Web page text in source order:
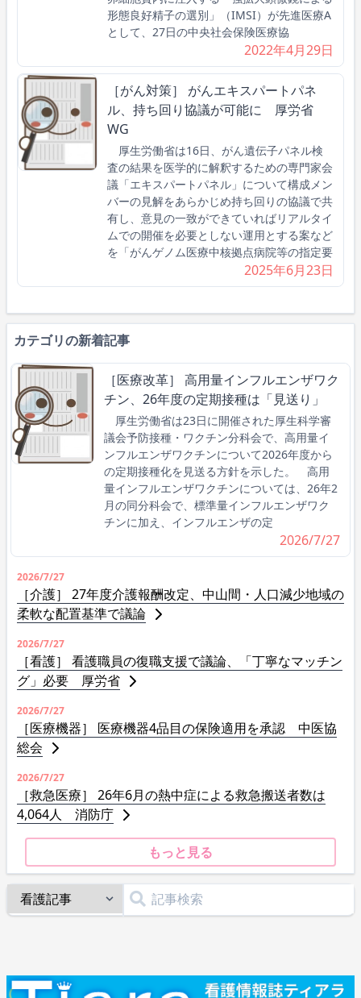
形態良好精子の選別」（IMSI）が先進医療A
として、27日の中央社会保険医療協
2022年4月29日
［がん対策］ がんエキスパートパネ
ル、持ち回り協議が可能に 厚労省
WG
厚生労働省は16日、がん遺伝子パネル検
査の結果を医学的に解釈するための専門家会
議「エキスパートパネル」について構成メン
バーの見解をあらかじめ持ち回りの協議で共
有し、意見の一致ができていればリアルタイ
ムでの開催を必要としない運用とする案など
を「がんゲノム医療中核拠点病院等の指定要
2025年6月23日
カテゴリの新着記事
［医療改革］ 高用量インフルエンザワク
チン、26年度の定期接種は「見送り」
厚生労働省は23日に開催された厚生科学審
議会予防接種・ワクチン分科会で、高用量イ
ンフルエンザワクチンについて2026年度から
の定期接種化を見送る方針を示した。 高用
量インフルエンザワクチンについては、26年2
月の同分科会で、標準量インフルエンザワク
チンに加え、インフルエンザの定
2026/7/27
2026/7/27
［介護］ 27年度介護報酬改定、中山間・人口減少地域の
柔軟な配置基準で議論
2026/7/27
［看護］ 看護職員の復職支援で議論、「丁寧なマッチン
グ」必要 厚労省
2026/7/27
［医療機器］ 医療機器4品目の保険適用を承認 中医協
総会
2026/7/27
［救急医療］ 26年6月の熱中症による救急搬送者数は
4,064人 消防庁
もっと見る